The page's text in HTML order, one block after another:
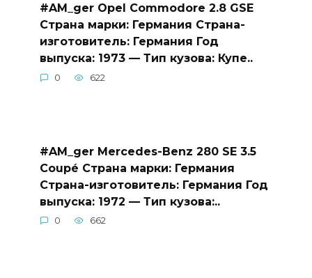
#AM_ger Opel Commodore 2.8 GSE
Страна марки: Германия Страна-
изготовитель: Германия Год
выпуска: 1973 — Тип кузова: Купе..
0 622
#AM_ger Mercedes-Benz 280 SE 3.5
Coupé Страна марки: Германия
Страна-изготовитель: Германия Год
выпуска: 1972 — Тип кузова:..
0 662